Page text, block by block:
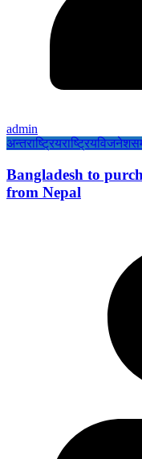
admin
अन्तराष्ट्रियराष्ट्रियविजनेश
Bangladesh to
from Nepal